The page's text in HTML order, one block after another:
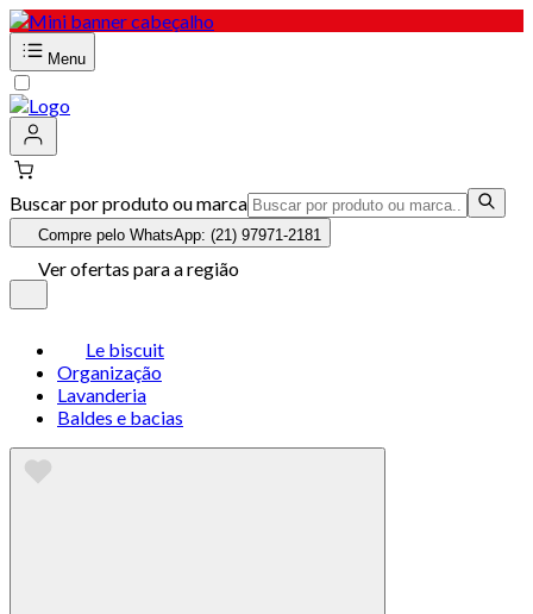
Menu
Buscar por produto ou marca
Compre pelo WhatsApp: (21) 97971-2181
Ver ofertas para a região
Le biscuit
Organização
Lavanderia
Baldes e bacias